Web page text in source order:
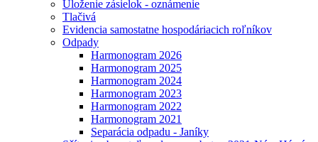
Uloženie zásielok - oznámenie
Tlačivá
Evidencia samostatne hospodáriacich roľníkov
Odpady
Harmonogram 2026
Harmonogram 2025
Harmonogram 2024
Harmonogram 2023
Harmonogram 2022
Harmonogram 2021
Separácia odpadu - Janíky